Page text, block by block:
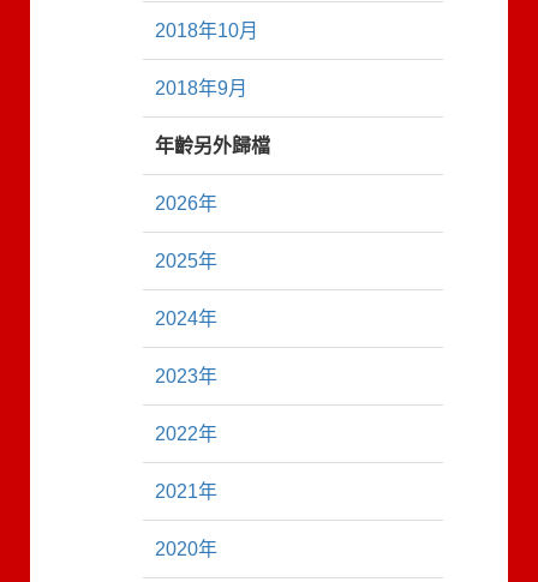
2018年10月
2018年9月
年齡另外歸檔
2026年
2025年
2024年
2023年
2022年
2021年
2020年